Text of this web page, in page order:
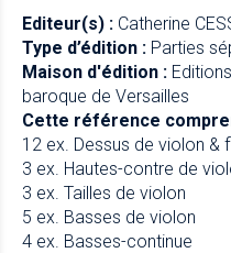
Editeur(s) : Catherine
Type d’édition : Parties
Maison d'édition :
baroque de Versailles
Cette référence
12 ex. Dessus de violon &
3 ex. Hautes-contre de
3 ex. Tailles de violon
5 ex. Basses de violon
4 ex. Basses-continue